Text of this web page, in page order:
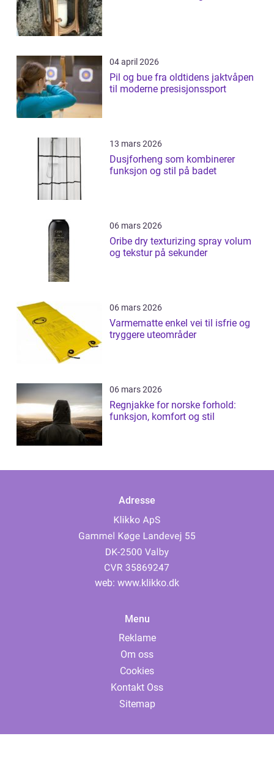
04 april 2026
Pil og bue fra oldtidens jaktvåpen
til moderne presisjonssport
13 mars 2026
Dusjforheng som kombinerer
funksjon og stil på badet
06 mars 2026
Oribe dry texturizing spray volum
og tekstur på sekunder
06 mars 2026
Varmematte enkel vei til isfrie og
tryggere uteområder
06 mars 2026
Regnjakke for norske forhold:
funksjon, komfort og stil
Adresse
web: www.klikko.dk
Menu
Reklame
Om oss
Cookies
Kontakt Oss
Sitemap